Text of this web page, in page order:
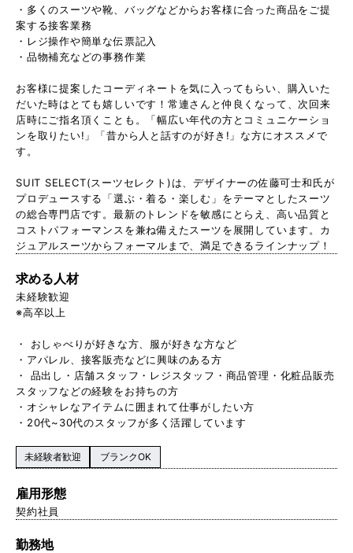
・多くのスーツや靴、バッグなどからお客様に合った商品をご提
案する接客業務
・レジ操作や簡単な伝票記入
・品物補充などの事務作業
お客様に提案したコーディネートを気に入ってもらい、購入いた
だいた時はとても嬉しいです！常連さんと仲良くなって、次回来
店時にご指名頂くことも。「幅広い年代の方とコミュニケーショ
ンを取りたい!」「昔から人と話すのが好き!」な方にオススメで
す。
SUIT SELECT(スーツセレクト)は、デザイナーの佐藤可士和氏が
プロデュースする「選ぶ・着る・楽しむ」をテーマとしたスーツ
の総合専門店です。最新のトレンドを敏感にとらえ、高い品質と
コストパフォーマンスを兼ね備えたスーツを展開しています。カ
ジュアルスーツからフォーマルまで、満足できるラインナップ！
求める人材
未経験歓迎
※高卒以上
・ おしゃべりが好きな方、服が好きな方など
・アパレル、接客販売などに興味のある方
・ 品出し・店舗スタッフ・レジスタッフ・商品管理・化粧品販売
スタッフなどの経験をお持ちの方
・オシャレなアイテムに囲まれて仕事がしたい方
・20代~30代のスタッフが多く活躍しています
未経験者歓迎 ブランクOK
雇用形態
契約社員
勤務地